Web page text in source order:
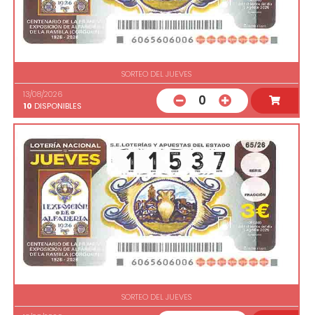
SORTEO DEL JUEVES
13/08/2026
10 DISPONIBLES 0
SORTEO DEL JUEVES